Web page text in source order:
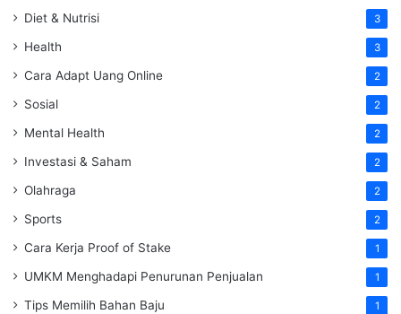
Diet & Nutrisi 3
Health 3
Cara Adapt Uang Online 2
Sosial 2
Mental Health 2
Investasi & Saham 2
Olahraga 2
Sports 2
Cara Kerja Proof of Stake 1
UMKM Menghadapi Penurunan Penjualan 1
Tips Memilih Bahan Baju 1